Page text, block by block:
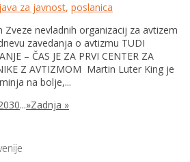
za javnost, poslanica
Zveze nevladnih organizacij za avtizem
zavedanja o avtizmu TUDI
– ČAS JE ZA PRVI CENTER ZA
Z AVTIZMOM Martin Luter King je
na bolje,...
30...»Zadnja »